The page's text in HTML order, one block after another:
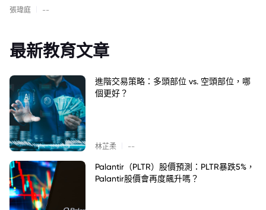
張瑋庭 --
最新教育文章
進階交易策略：多頭部位 vs. 空頭部位，哪
個更好？
林芷柔 --
Palantir（PLTR）股價預測：PLTR暴跌5%，
Palantir股價會再度飆升嗎？